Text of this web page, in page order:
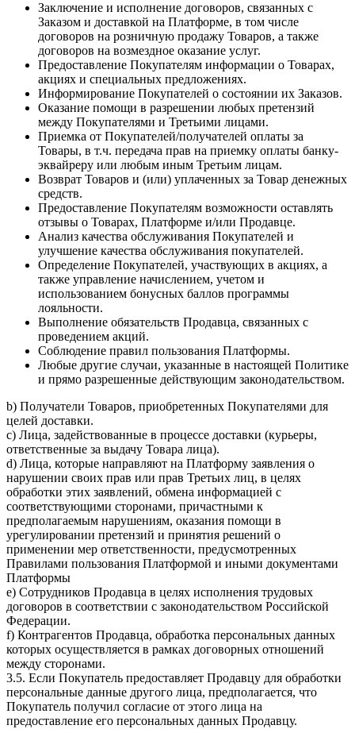
Заключение и исполнение договоров, связанных с
Заказом и доставкой на Платформе, в том числе
договоров на розничную продажу Товаров, а также
договоров на возмездное оказание услуг.
Предоставление Покупателям информации о Товарах,
акциях и специальных предложениях.
Информирование Покупателей о состоянии их Заказов.
Оказание помощи в разрешении любых претензий
между Покупателями и Третьими лицами.
Приемка от Покупателей/получателей оплаты за
Товары, в т.ч. передача прав на приемку оплаты банку-
эквайреру или любым иным Третьим лицам.
Возврат Товаров и (или) уплаченных за Товар денежных
средств.
Предоставление Покупателям возможности оставлять
отзывы о Товарах, Платформе и/или Продавце.
Анализ качества обслуживания Покупателей и
улучшение качества обслуживания покупателей.
Определение Покупателей, участвующих в акциях, а
также управление начислением, учетом и
использованием бонусных баллов программы
лояльности.
Выполнение обязательств Продавца, связанных с
проведением акций.
Соблюдение правил пользования Платформы.
Любые другие случаи, указанные в настоящей Политике
и прямо разрешенные действующим законодательством.
b) Получатели Товаров, приобретенных Покупателями для
целей доставки.
c) Лица, задействованные в процессе доставки (курьеры,
ответственные за выдачу Товара лица).
d) Лица, которые направляют на Платформу заявления о
нарушении своих прав или прав Третьих лиц, в целях
обработки этих заявлений, обмена информацией с
соответствующими сторонами, причастными к
предполагаемым нарушениям, оказания помощи в
урегулировании претензий и принятия решений о
применении мер ответственности, предусмотренных
Правилами пользования Платформой и иными документами
Платформы
e) Сотрудников Продавца в целях исполнения трудовых
договоров в соответствии с законодательством Российской
Федерации.
f) Контрагентов Продавца, обработка персональных данных
которых осуществляется в рамках договорных отношений
между сторонами.
3.5. Если Покупатель предоставляет Продавцу для обработки
персональные данные другого лица, предполагается, что
Покупатель получил согласие от этого лица на
предоставление его персональных данных Продавцу.